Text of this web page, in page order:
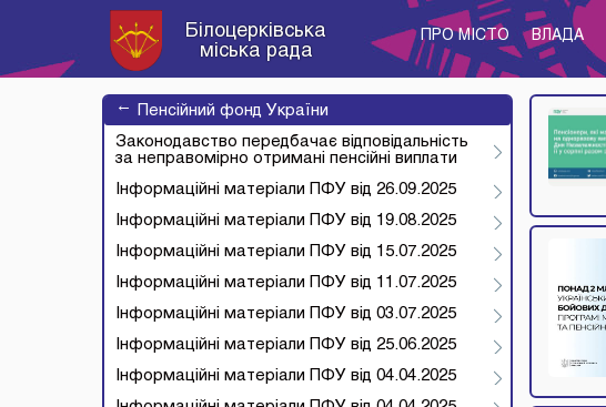
Білоцерківська
міська рада
ПРО МІСТО ВЛАДА
→
Пенсійний фонд України
Законодавство передбачає відповідальність
за неправомірно отримані пенсійні виплати
Інформаційні матеріали ПФУ від 26.09.2025
Інформаційні матеріали ПФУ від 19.08.2025
Інформаційні матеріали ПФУ від 15.07.2025
Інформаційні матеріали ПФУ від 11.07.2025
Інформаційні матеріали ПФУ від 03.07.2025
Інформаційні матеріали ПФУ від 25.06.2025
Інформаційні матеріали ПФУ від 04.04.2025